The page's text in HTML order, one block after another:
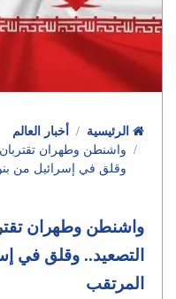
أخبار العالم
واشنطن وطهران تقتربان
وقلق في إسرائيل من
واشنطن وطهران
التصعيد.. وقلق في
المرتقب